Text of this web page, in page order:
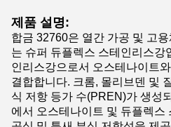
제품 설명:
합금 32760은 열간 가공 및 고
는 슈퍼 듀플렉스 스테인리스강
인리스강으로서 오스테나이트
결합합니다. 크롬, 몰리브덴 및
식 저항 등가 수(PREN)가 생성
에서 오스테나이트 및 듀플렉스